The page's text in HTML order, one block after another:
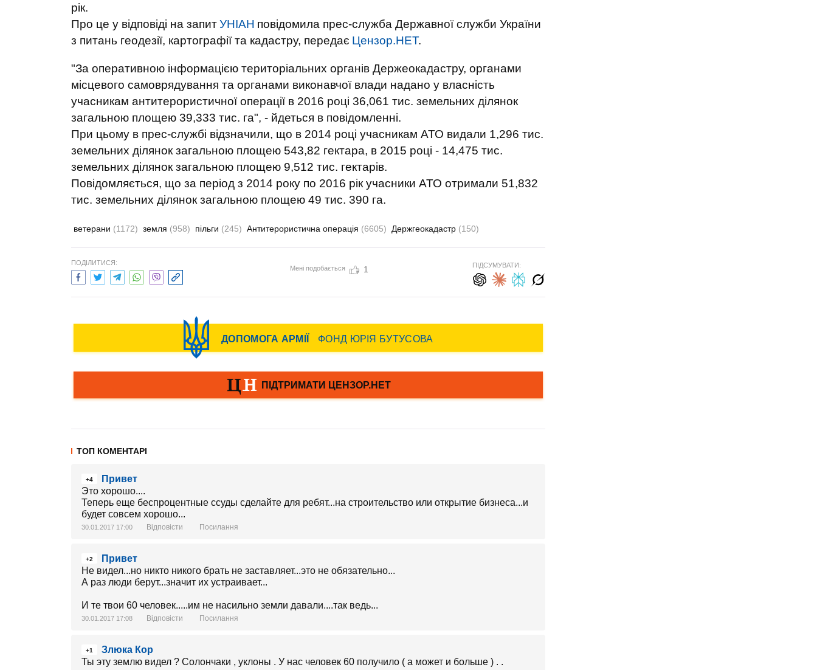
рік.
Про це у відповіді на запитУНІАН повідомила прес-служба Державної служби України
з питань геодезії, картографії та кадастру, передає Цензор.НЕТ.
"За оперативною інформацією територіальних органів Держеокадастру, органами
місцевого самоврядування та органами виконавчої влади надано у власність
учасникам антитерористичної операції в 2016 році 36,061 тис. земельних ділянок
загальною площею 39,333 тис. га", - йдеться в повідомленні.
При цьому в прес-службі відзначили, що в 2014 році учасникам АТО видали 1,296 тис.
земельних ділянок загальною площею 543,82 гектара, в 2015 році - 14,475 тис.
земельних ділянок загальною площею 9,512 тис. гектарів.
Повідомляється, що за період з 2014 року по 2016 рік учасники АТО отримали 51,832
тис. земельних ділянок загальною площею 49 тис. 390 га.
ветерани (1172) земля (958) пільги (245) Антитерористична операція (6605) Держгеокадастр (150)
ПОДІЛИТИСЯ:
Мені подобається 1 ПІДСУМУВАТИ:
ТОП КОМЕНТАРІ
+4
Привет
Это хорошо....
Теперь еще беспроцентные ссуды сделайте для ребят...на строительство или открытие бизнеса...и
будет совсем хорошо...
30.01.2017 17:00 Відповісти Посилання
+2
Привет
Не видел...но никто никого брать не заставляет...это не обязательно...
А раз люди берут...значит их устраивает...
И те твои 60 человек.....им не насильно земли давали....так ведь...
30.01.2017 17:08 Відповісти Посилання
+1
Злюка Кор
Ты эту землю видел ? Солончаки , уклоны . У нас человек 60 получило ( а может и больше ) . .